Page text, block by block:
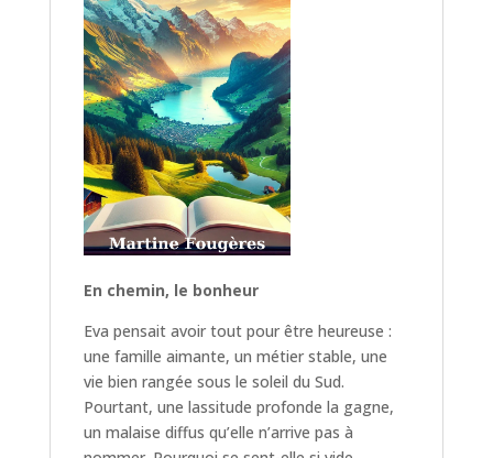
En chemin, le bonheur
Eva pensait avoir tout pour être heureuse :
une famille aimante, un métier stable, une
vie bien rangée sous le soleil du Sud.
Pourtant, une lassitude profonde la gagne,
un malaise diffus qu’elle n’arrive pas à